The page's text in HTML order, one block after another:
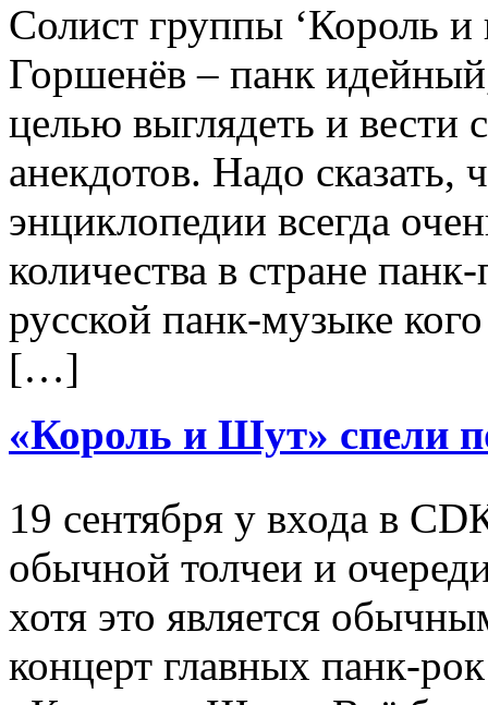
Солист группы ‘Король
Горшенёв – панк
целью выглядеть и вести
анекдотов. Надо сказать,
энциклопедии всегда
количества в стране
русской панк-музыке
[…]
«Король и Шут» спели
19 сентября у входа в
обычной толчеи и
хотя это является
концерт главных панк-